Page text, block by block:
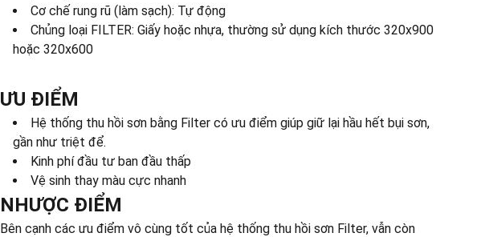
Cơ chế rung rũ (làm sạch): Tự động
Chủng loại FILTER: Giấy hoặc nhựa, thường sử dụng kích thước 320x900
hoặc 320x600
ƯU ĐIỂM
Hệ thống thu hồi sơn bằng Filter có ưu điểm giúp giữ lại hầu hết bụi sơn,
gần như triệt để.
Kinh phí đầu tư ban đầu thấp
Vệ sinh thay màu cực nhanh
NHƯỢC ĐIỂM
Bên cạnh các ưu điểm vô cùng tốt của hệ thống thu hồi sơn Filter, vẫn còn